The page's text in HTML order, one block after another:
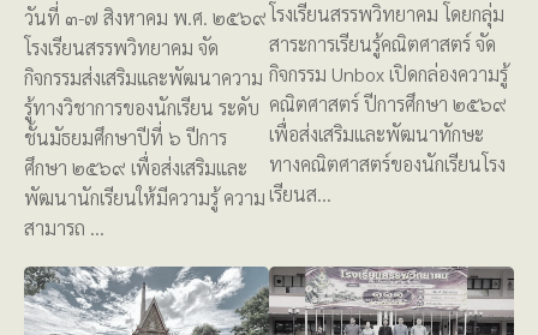
วันที่ ๓-๗ สิงหาคม พ.ศ. ๒๕๖๙
โรงเรียนสรรพวิทยาคม จัด
กิจกรรมส่งเสริมและพัฒนาความ
รู้ทางวิชาการของนักเรียน ระดับ
ชั้นมัธยมศึกษาปีที่ ๖ ปีการ
ศึกษา ๒๕๖๙ เพื่อส่งเสริมและ
พัฒนานักเรียนให้มีความรู้ ความ
สามารถ …
โรงเรียนสรรพวิทยาคม โดยกลุ่ม
สาระการเรียนรู้คณิตศาสตร์ จัด
กิจกรรม Unbox เปิดกล่องความรู้
คณิตศาสตร์ ปีการศึกษา ๒๕๖๙
เพื่อส่งเสริมและพัฒนาทักษะ
ทางคณิตศาสตร์ของนักเรียนโรง
เรียนส…